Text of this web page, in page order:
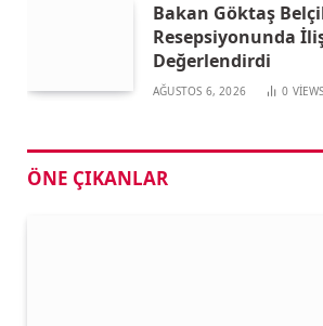
Bakan Göktaş
Resepsiyonunda
Değerlendirdi
AĞUSTOS 6, 2026 0 VIEWS
ÖNE ÇIKANLAR